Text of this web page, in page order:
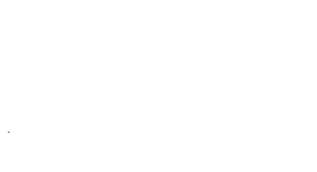
-